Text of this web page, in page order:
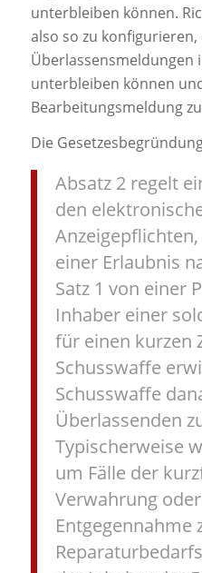
unterbleiben können.
also so zu
unterbleiben können
Bearbeitungsmeldung
Die
Absatz 2 regelt
den
einer Erlaubnis
Satz 1 von einer
Inhaber einer
für einen kurzen
Schusswaffe
Schusswaffe
Überlassenden
Typischerweise
um Fälle der
Verwahrung
Entgegennahme